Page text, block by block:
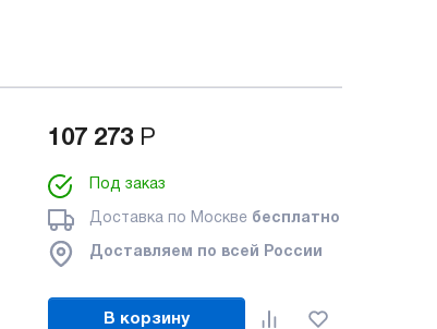
107 273 Р
Под заказ
Доставка по Москве бесплатно
Доставляем по всей России
В корзину